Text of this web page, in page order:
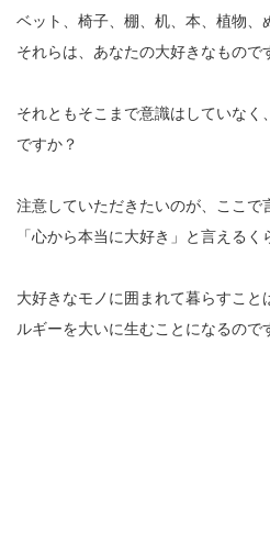
ベット、椅子、棚、机、本、植物、
それらは、あなたの大好きなもので
それともそこまで意識はしていなく
ですか？
注意していただきたいのが、ここで
「心から本当に大好き」と言えるく
大好きなモノに囲まれて暮らすこと
ルギーを大いに生むことになるので